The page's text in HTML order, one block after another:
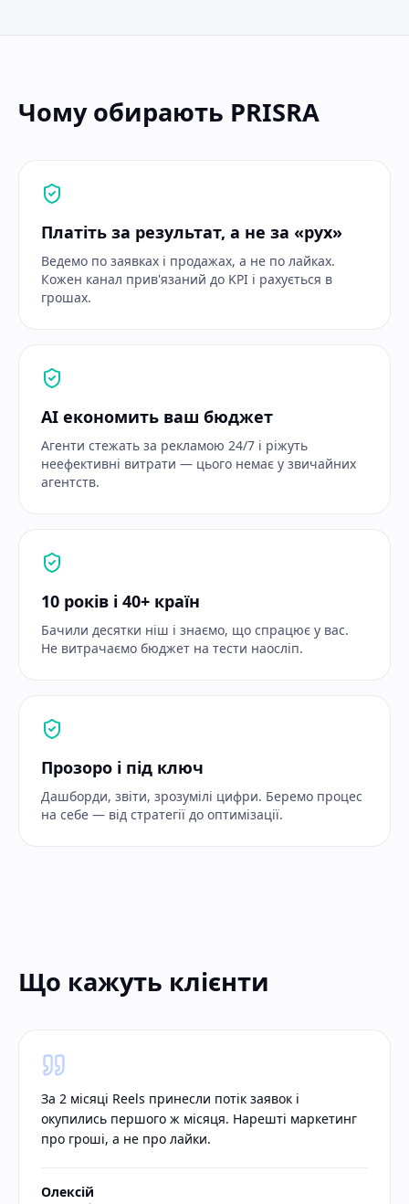
Чому обирають PRISRA
Платіть за результат, а не за «рух»
Ведемо по заявках і продажах, а не по лайках.
Кожен канал прив'язаний до KPI і рахується в
грошах.
AI економить ваш бюджет
Агенти стежать за рекламою 24/7 і ріжуть
неефективні витрати — цього немає у звичайних
агентств.
10 років і 40+ країн
Бачили десятки ніш і знаємо, що спрацює у вас.
Не витрачаємо бюджет на тести наосліп.
Прозоро і під ключ
Дашборди, звіти, зрозумілі цифри. Беремо процес
на себе — від стратегії до оптимізації.
Що кажуть клієнти
За 2 місяці Reels принесли потік заявок і
окупились першого ж місяця. Нарешті маркетинг
про гроші, а не про лайки.
Олексій